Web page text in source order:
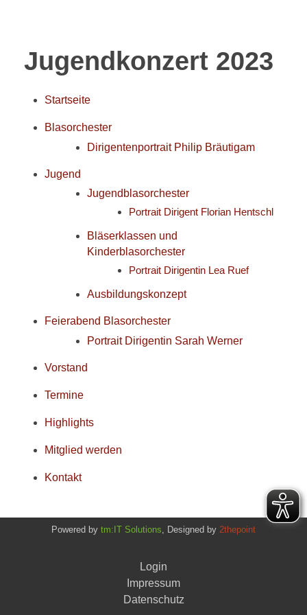
Jugendkonzert 2023
Startseite
Blasorchester
Dirigentenportrait Philip Bräutigam
Jugend
Jugendblasorchester
Portrait Dirigent Florian Hentschl
Bläserklassen und
Kinderblasorchester
Portrait Dirigentin Lea Ruef
Ausbildungskonzept
Feierabend Blasorchester
Portrait Dirigentin Sarah Werner
Vorstand
Termine
Highlights
Mitglied werden
Kontakt
TSV Heusenstamm 1873 e.V. – Abteilung Blasorchester
Powered by tm:IT Solutions, Designed by 2thepoint
Login
Impressum
Datenschutz